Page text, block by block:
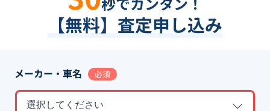
【無料】査定申し込み
メーカー・車名 必須
選択してください